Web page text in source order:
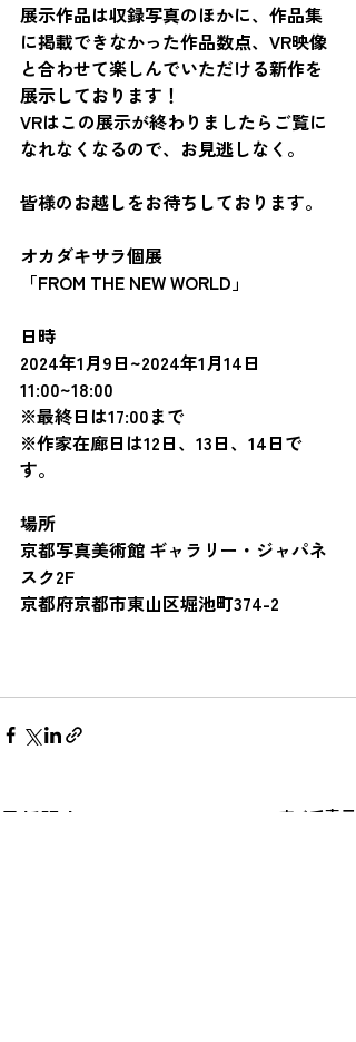
展示作品は収録写真のほかに、作品集
に掲載できなかった作品数点、VR映像
と合わせて楽しんでいただける新作を
展示しております！
VRはこの展示が終わりましたらご覧に
なれなくなるので、お見逃しなく。
皆様のお越しをお待ちしております。
オカダキサラ個展
「FROM THE NEW WORLD」
日時
2024年1月9日~2024年1月14日
11:00~18:00
※最終日は17:00まで
※作家在廊日は12日、13日、14日で
す。
場所
京都写真美術館 ギャラリー・ジャパネ
スク2F
京都府京都市東山区堀池町374-2
最新記事 すべて表示